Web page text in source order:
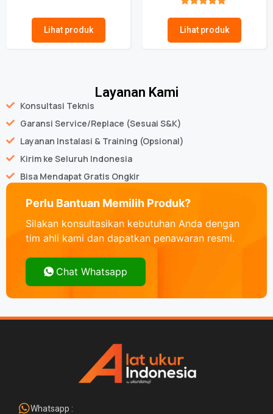
Lihat produk Lihat produk
Layanan Kami
Konsultasi Teknis
Garansi Service/Replace (Sesuai S&K)
Layanan Instalasi & Training (Opsional)
Kirim ke Seluruh Indonesia
Bisa Mendapat Gratis Ongkir
Perlu Bantuan Memilih Produk?
Silakan konsultasikan kebutuhan Anda dengan
tim ahli kami dan dapatkan penawaran resmi.
Chat Whatsapp
Whatsapp :